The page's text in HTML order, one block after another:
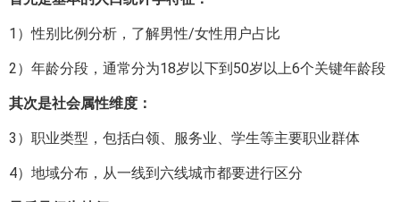
1）性别比例分析，了解男性/女性用户占比
2）年龄分段，通常分为18岁以下到50岁以上6个关键年龄段
其次是社会属性维度：
3）职业类型，包括白领、服务业、学生等主要职业群体
4）地域分布，从一线到六线城市都要进行区分